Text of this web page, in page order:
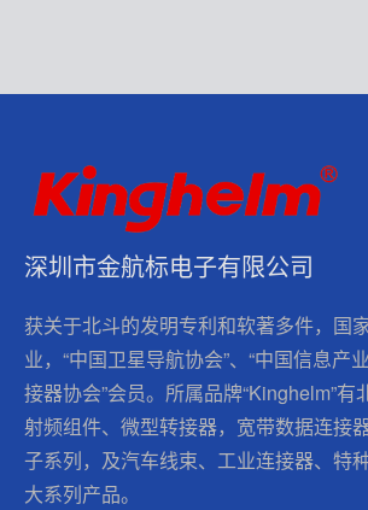
深圳市金航标电子有限公司
获关于北斗的发明专利和软著多件，国
业，“中国卫星导航协会”、“中国信息产
接器协会”会员。所属品牌“Kinghelm”有
射频组件、微型转接器，宽带数据连接
子系列，及汽车线束、工业连接器、特
大系列产品。